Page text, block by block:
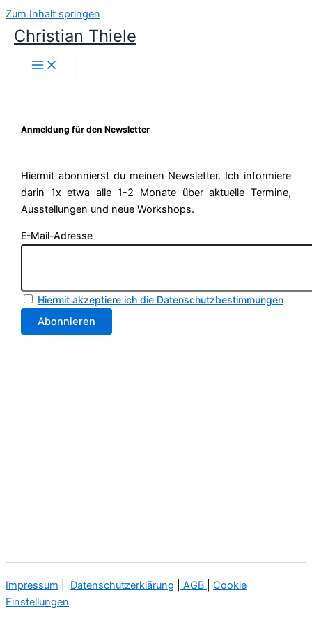
Zum Inhalt springen
Christian Thiele
Anmeldung für den Newsletter
Hiermit abonnierst du meinen Newsletter. Ich informiere
darin 1x etwa alle 1-2 Monate über aktuelle Termine,
Ausstellungen und neue Workshops.
E-Mail-Adresse
Hiermit akzeptiere ich die Datenschutzbestimmungen
Impressum Datenschutzerklärung AGB
Cookie
Einstellungen